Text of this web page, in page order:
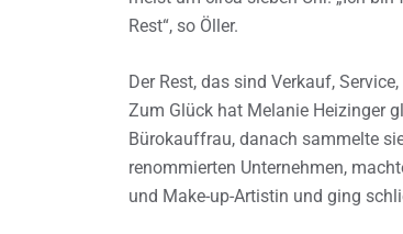
Rest“, so Öller.
Der Rest, das sind Verkauf,
Zum Glück hat Melanie Heizinger
Bürokauffrau, danach sammelte
renommierten Unternehmen,
und Make-up-Artistin und ging